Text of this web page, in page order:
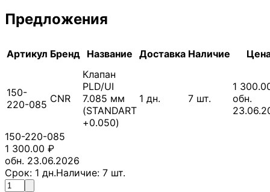
Предложения
Артикул Бренд Название Доставка Наличие
150-
220-085 CNR
Клапан
PLD/UI
7.085 мм
(STANDART
+0.050)
1 дн. 7 шт.
1
обн.
150-220-085
1 300.00 ₽
обн. 23.06.2026
Срок: 1 дн.Наличие: 7 шт.